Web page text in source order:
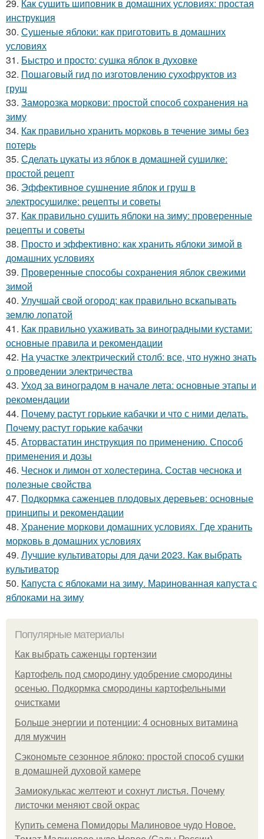
29. Как сушить шиповник в домашних условиях: простая
инструкция
30. Сушеные яблоки: как приготовить в домашних
условиях
31. Быстро и просто: сушка яблок в духовке
32. Пошаговый гид по изготовлению сухофруктов из
груш
33. Заморозка моркови: простой способ сохранения на
зиму
34. Как правильно хранить морковь в течение зимы без
потерь
35. Сделать цукаты из яблок в домашней сушилке:
простой рецепт
36. Эффективное сушнение яблок и груш в
электросушилке: рецепты и советы
37. Как правильно сушить яблоки на зиму: проверенные
рецепты и советы
38. Просто и эффективно: как хранить яблоки зимой в
домашних условиях
39. Проверенные способы сохранения яблок свежими
зимой
40. Улучшай свой огород: как правильно вскапывать
землю лопатой
41. Как правильно ухаживать за виноградными кустами:
основные правила и рекомендации
42. На участке электрический столб: все, что нужно знать
о проведении электричества
43. Уход за виноградом в начале лета: основные этапы и
рекомендации
44. Почему растут горькие кабачки и что с ними делать.
Почему растут горькие кабачки
45. Аторвастатин инструкция по применению. Способ
применения и дозы
46. Чеснок и лимон от холестерина. Состав чеснока и
полезные свойства
47. Подкормка саженцев плодовых деревьев: основные
принципы и рекомендации
48. Хранение моркови домашних условиях. Где хранить
морковь в домашних условиях
49. Лучшие культиваторы для дачи 2023. Как выбрать
культиватор
50. Капуста с яблоками на зиму. Маринованная капуста с
яблоками на зиму
Популярные материалы
Как выбрать саженцы гортензии
Картофель под смородину удобрение смородины
осенью. Подкормка смородины картофельными
очистками
Больше энергии и потенции: 4 основных витамина
для мужчин
Сэкономьте сезонное яблоко: простой способ сушки
в домашней духовой камере
Замиокулькас желтеют и сохнут листья. Почему
листочки меняют свой окрас
Купить семена Помидоры Малиновое чудо Новое.